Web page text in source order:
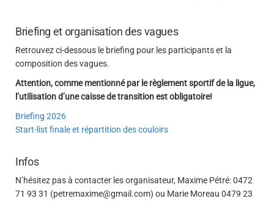
Briefing et organisation des vagues
Retrouvez ci-dessous le briefing pour les participants et la
composition des vagues.
Attention, comme mentionné par le règlement sportif de la ligue,
l’utilisation d’une caisse de transition est obligatoire!
Briefing 2026
Start-list finale et répartition des couloirs
Infos
N’hésitez pas à contacter les organisateur, Maxime Pétré: 0472
71 93 31 (petremaxime@gmail.com) ou Marie Moreau 0479 23